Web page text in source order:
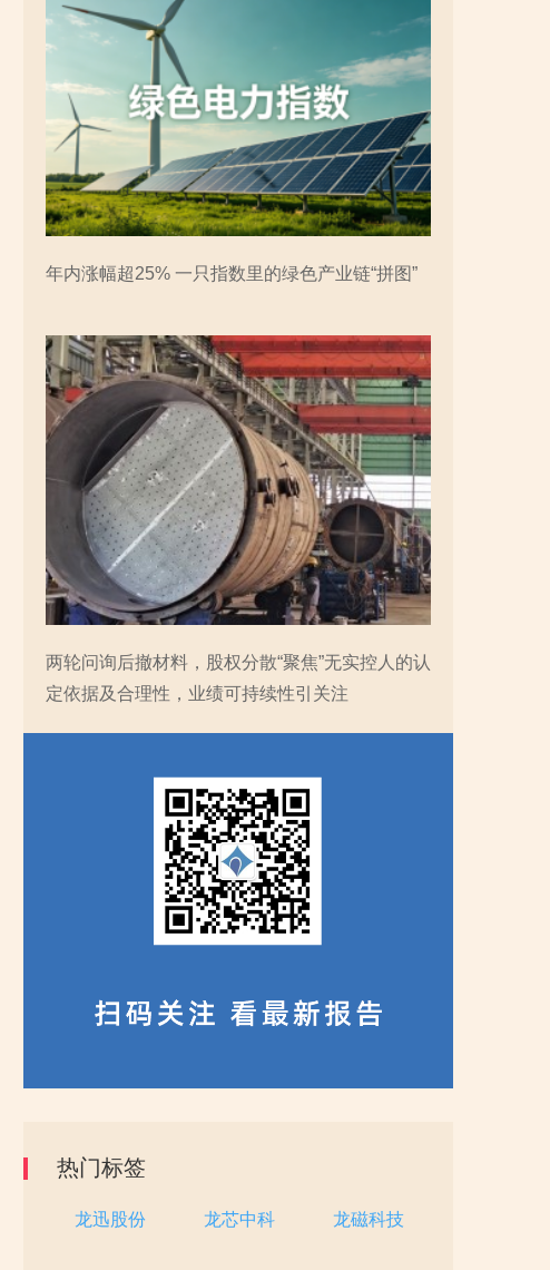
年内涨幅超25% 一只指数里的绿色产业链“拼图”
两轮问询后撤材料，股权分散“聚焦”无实控人的认
定依据及合理性，业绩可持续性引关注
热门标签
龙迅股份 龙芯中科 龙磁科技